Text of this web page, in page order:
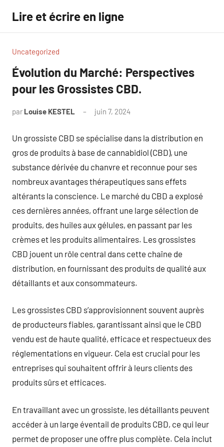
contenu
Lire et écrire en ligne
Uncategorized
Évolution du Marché: Perspectives
pour les Grossistes CBD.
par Louise KESTEL juin 7, 2024
Un grossiste CBD se spécialise dans la distribution en
gros de produits à base de cannabidiol (CBD), une
substance dérivée du chanvre et reconnue pour ses
nombreux avantages thérapeutiques sans effets
altérants la conscience. Le marché du CBD a explosé
ces dernières années, offrant une large sélection de
produits, des huiles aux gélules, en passant par les
crèmes et les produits alimentaires. Les grossistes
CBD jouent un rôle central dans cette chaîne de
distribution, en fournissant des produits de qualité aux
détaillants et aux consommateurs.
Les grossistes CBD s’approvisionnent souvent auprès
de producteurs fiables, garantissant ainsi que le CBD
vendu est de haute qualité, efficace et respectueux des
réglementations en vigueur. Cela est crucial pour les
entreprises qui souhaitent offrir à leurs clients des
produits sûrs et efficaces.
En travaillant avec un grossiste, les détaillants peuvent
accéder à un large éventail de produits CBD, ce qui leur
permet de proposer une offre plus complète. Cela inclut